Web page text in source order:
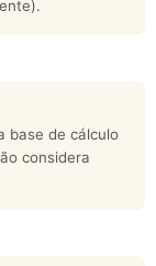
base de cálculo
considera